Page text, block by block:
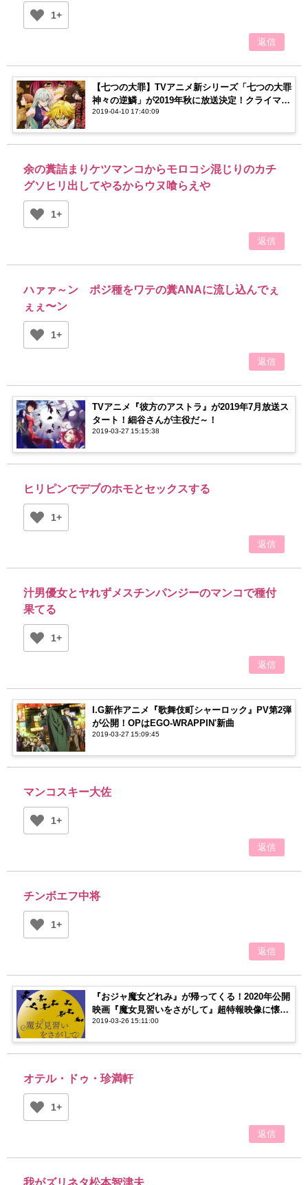
1+
返信
【七つの大罪】TVアニメ新シリーズ「七つの大罪
神々の逆鱗」が2019年秋に放送決定！クライマッ
クスを見逃すな！
2019-04-10 17:40:09
余の糞詰まりケツマンコからモロコシ混じりのカチ
グソヒリ出してやるからウヌ喰らえや
1+
返信
ハァァ～ン ポジ種をワテの糞ANAに流し込んでぇ
ぇぇ〜ン
1+
返信
TVアニメ『彼方のアストラ』が2019年7月放送ス
タート！細谷さんが主役だ～！
2019-03-27 15:15:38
ヒリピンでデブのホモとセックスする
1+
返信
汁男優女とヤれずメスチンパンジーのマンコで種付
果てる
1+
返信
I.G新作アニメ『歌舞伎町シャーロック』PV第2弾
が公開！OPはEGO-WRAPPIN'新曲
2019-03-27 15:09:45
マンコスキー大佐
1+
返信
チンボエフ中将
1+
返信
『おジャ魔女どれみ』が帰ってくる！2020年公開
映画『魔女見習いをさがして』超特報映像に懐か
しい記憶が蘇る…
2019-03-26 15:11:00
オテル・ドゥ・珍満軒
1+
返信
我がズリネタ松本智津夫